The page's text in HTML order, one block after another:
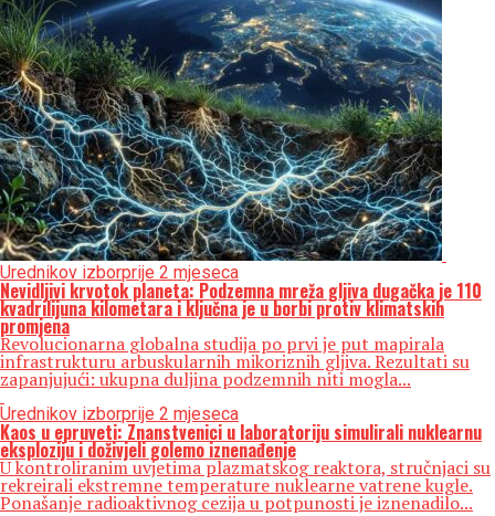
Urednikov izborprije 2 mjeseca
Nevidljivi krvotok planeta: Podzemna mreža gljiva dugačka je 110
kvadrilijuna kilometara i ključna je u borbi protiv klimatskih
promjena
Revolucionarna globalna studija po prvi je put mapirala
infrastrukturu arbuskularnih mikoriznih gljiva. Rezultati su
zapanjujući: ukupna duljina podzemnih niti mogla...
Urednikov izborprije 2 mjeseca
Kaos u epruveti: Znanstvenici u laboratoriju simulirali nuklearnu
eksploziju i doživjeli golemo iznenađenje
U kontroliranim uvjetima plazmatskog reaktora, stručnjaci su
rekreirali ekstremne temperature nuklearne vatrene kugle.
Ponašanje radioaktivnog cezija u potpunosti je iznenadilo...